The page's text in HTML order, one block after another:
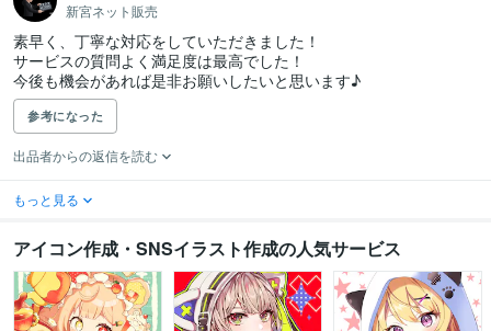
新宮ネット販売
素早く、丁寧な対応をしていただきました！
サービスの質問よく満足度は最高でした！
今後も機会があれば是非お願いしたいと思います♪
参考になった
出品者からの返信を読む
もっと見る
アイコン作成・SNSイラスト作成の人気サービス